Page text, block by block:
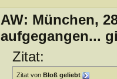
AW: München,
aufgegangen...
Zitat:
Zitat von Bloß geliebt